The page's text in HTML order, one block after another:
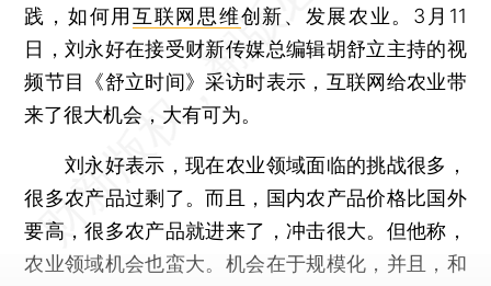
践，如何用互联网思维创新、发展农业。3月11
日，刘永好在接受财新传媒总编辑胡舒立主持的视
频节目《舒立时间》采访时表示，互联网给农业带
来了很大机会，大有可为。
刘永好表示，现在农业领域面临的挑战很多，
很多农产品过剩了。而且，国内农产品价格比国外
要高，很多农产品就进来了，冲击很大。但他称，
农业领域机会也蛮大。机会在于规模化，并且，和